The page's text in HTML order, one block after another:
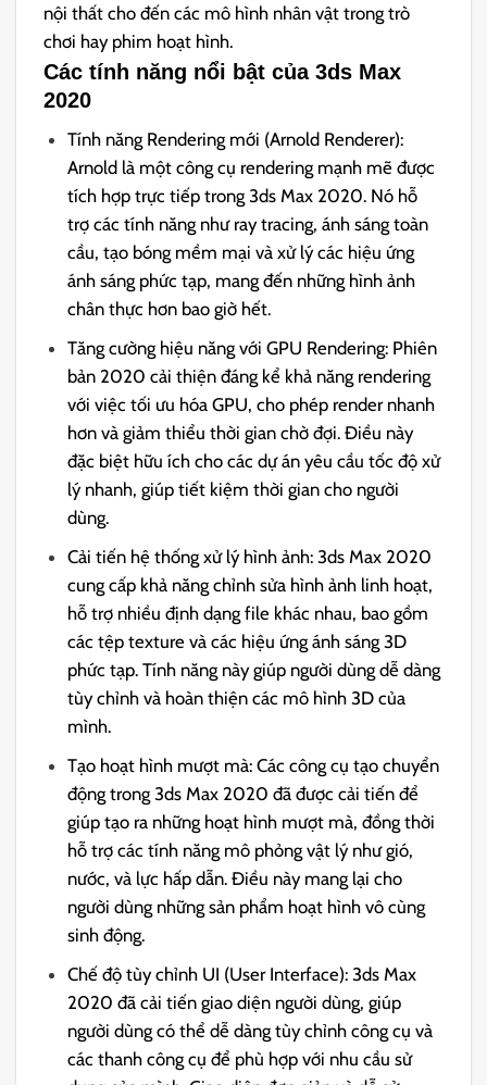
nội thất cho đến các mô hình nhân vật trong trò
chơi hay phim hoạt hình.
Các tính năng nổi bật của 3ds Max
2020
Tính năng Rendering mới (Arnold Renderer):
Arnold là một công cụ rendering mạnh mẽ được
tích hợp trực tiếp trong 3ds Max 2020. Nó hỗ
trợ các tính năng như ray tracing, ánh sáng toàn
cầu, tạo bóng mềm mại và xử lý các hiệu ứng
ánh sáng phức tạp, mang đến những hình ảnh
chân thực hơn bao giờ hết.
Tăng cường hiệu năng với GPU Rendering: Phiên
bản 2020 cải thiện đáng kể khả năng rendering
với việc tối ưu hóa GPU, cho phép render nhanh
hơn và giảm thiểu thời gian chờ đợi. Điều này
đặc biệt hữu ích cho các dự án yêu cầu tốc độ xử
lý nhanh, giúp tiết kiệm thời gian cho người
dùng.
Cải tiến hệ thống xử lý hình ảnh: 3ds Max 2020
cung cấp khả năng chỉnh sửa hình ảnh linh hoạt,
hỗ trợ nhiều định dạng file khác nhau, bao gồm
các tệp texture và các hiệu ứng ánh sáng 3D
phức tạp. Tính năng này giúp người dùng dễ dàng
tùy chỉnh và hoàn thiện các mô hình 3D của
mình.
Tạo hoạt hình mượt mà: Các công cụ tạo chuyển
động trong 3ds Max 2020 đã được cải tiến để
giúp tạo ra những hoạt hình mượt mà, đồng thời
hỗ trợ các tính năng mô phỏng vật lý như gió,
nước, và lực hấp dẫn. Điều này mang lại cho
người dùng những sản phẩm hoạt hình vô cùng
sinh động.
Chế độ tùy chỉnh UI (User Interface): 3ds Max
2020 đã cải tiến giao diện người dùng, giúp
người dùng có thể dễ dàng tùy chỉnh công cụ và
các thanh công cụ để phù hợp với nhu cầu sử